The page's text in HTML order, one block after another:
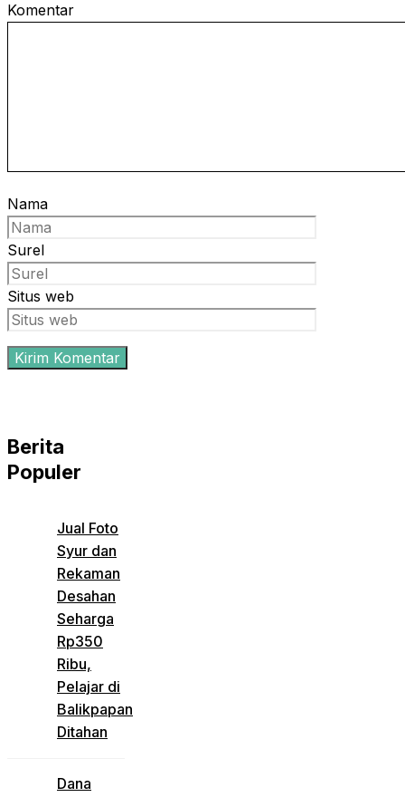
Komentar
Nama
Surel
Situs web
Berita
Populer
Jual Foto
Syur dan
Rekaman
Desahan
Seharga
Rp350
Ribu,
Pelajar di
Balikpapan
Ditahan
Dana